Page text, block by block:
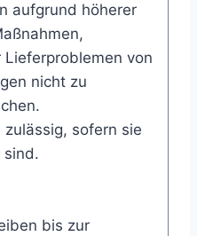
aufgrund höherer
von
nicht zu
sofern sie
sind.
bis zur